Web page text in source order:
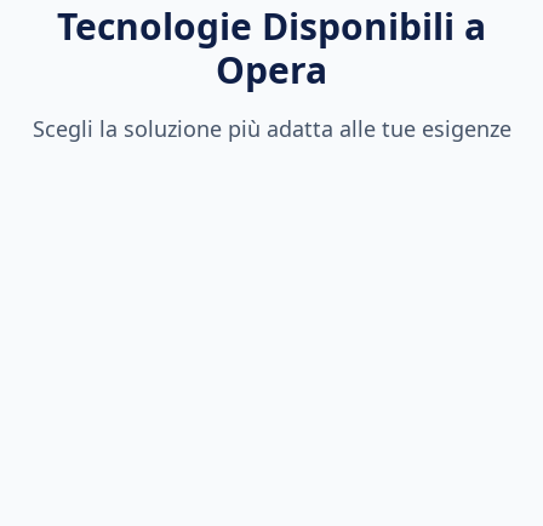
Tecnologie Disponibili a
Opera
Scegli la soluzione più adatta alle tue esigenze